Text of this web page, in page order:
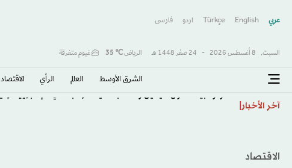
عربي English
Türkçe اردو فارسى
السبت, 8 أغسطس 2026 - 24 صفَر 1448 هـ الرياض℃
35 غيوم متفرقة
الشرق الأوسط​ العالم الرأي الاقتصاد
آخر الأخبار
الاقتصاد